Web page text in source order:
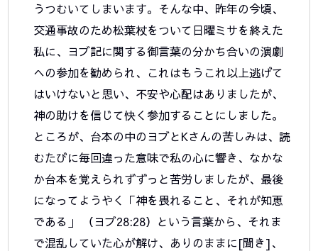
うつむいてしまいます。そんな中、昨年の今頃、
交通事故のため松葉杖をついて日曜ミサを終えた
私に、ヨブ記に関する御言葉の分かち合いの演劇
への参加を勧められ、これはもうこれ以上逃げて
はいけないと思い、不安や心配はありましたが、
神の助けを信じて快く参加することにしました。
ところが、台本の中のヨブとKさんの苦しみは、読
むたびに毎回違った意味で私の心に響き、なかな
か台本を覚えられずずっと苦労しましたが、最後
になってようやく「神を畏れること、それが知恵
である」 （ヨブ28:28）という言葉から、それま
で混乱していた心が解け、ありのままに[聞き]、